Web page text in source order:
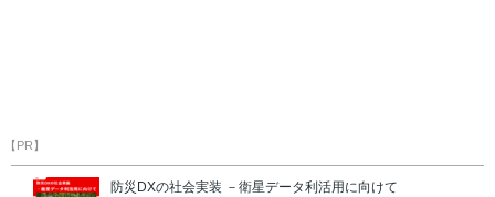
【PR】
防災DXの社会実装 －衛星データ利活用に向けて